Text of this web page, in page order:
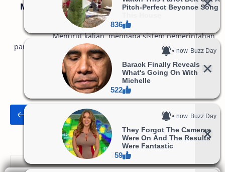
Menurut kalian, mengapa sistem pemerintahan
parlementer tidak cocok bagi Indonesia
Menurut kalian, mengapa sistem pemerintahan
parlementer tidak cocok bagi Indonesia? Bacalah data-data
sejarah, lalu tuliskan analisis kalian dan disk…